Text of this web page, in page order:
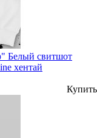
Белый свитшот
хентай
Купить